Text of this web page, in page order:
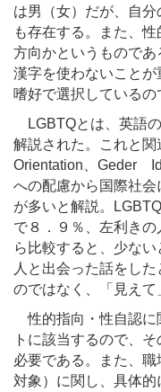
は男（女）だが、自
も存在する。また、
方向かというもので
漢字を使わないことが
嗜好で選択しているの
LGBTQとは、英語
解説された。これと
Orientation、Geder
への配慮から国際社
が多いと解説。
で８．９％、左利き
ら比較すると、少な
人と出会った話をし
のではなく、「見えて
性的指向・性自認に
トに該当するので、
必要である。また、
対象）に関し、具体的